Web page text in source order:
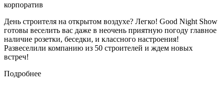
корпоратив
День строителя на открытом воздухе? Легко! Good Night Show
готовы веселить вас даже в неочень приятную погоду главное
наличие розетки, беседки, и классного настроения!
Развеселили компанию из 50 строителей и ждем новых
встреч!
Подробнее